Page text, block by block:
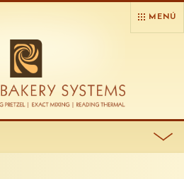
MENÚ